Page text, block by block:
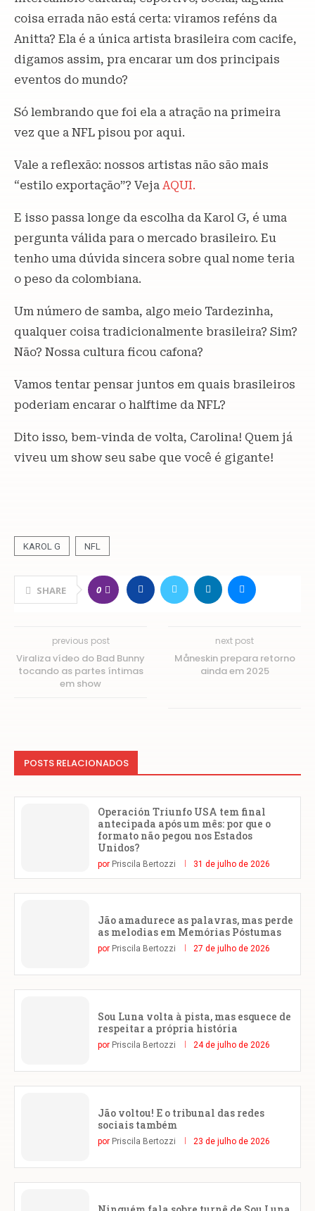
coisa errada não está certa: viramos reféns da
Anitta? Ela é a única artista brasileira com cacife,
digamos assim, pra encarar um dos principais
eventos do mundo?
Só lembrando que foi ela a atração na primeira
vez que a NFL pisou por aqui.
Vale a reflexão: nossos artistas não são mais
“estilo exportação”? Veja AQUI.
E isso passa longe da escolha da Karol G, é uma
pergunta válida para o mercado brasileiro. Eu
tenho uma dúvida sincera sobre qual nome teria
o peso da colombiana.
Um número de samba, algo meio Tardezinha,
qualquer coisa tradicionalmente brasileira? Sim?
Não? Nossa cultura ficou cafona?
Vamos tentar pensar juntos em quais brasileiros
poderiam encarar o halftime da NFL?
Dito isso, bem-vinda de volta, Carolina! Quem já
viveu um show seu sabe que você é gigante!
KAROL G NFL
SHARE 0
previous post
Viraliza vídeo do Bad Bunny
tocando as partes íntimas
em show
next post
Måneskin prepara retorno
ainda em 2025
POSTS RELACIONADOS
Operación Triunfo USA tem final
antecipada após um mês: por que o
formato não pegou nos Estados
Unidos?
por Priscila Bertozzi 31 de julho de 2026
Jão amadurece as palavras, mas perde
as melodias em Memórias Póstumas
por Priscila Bertozzi 27 de julho de 2026
Sou Luna volta à pista, mas esquece de
respeitar a própria história
por Priscila Bertozzi 24 de julho de 2026
Jão voltou! E o tribunal das redes
sociais também
por Priscila Bertozzi 23 de julho de 2026